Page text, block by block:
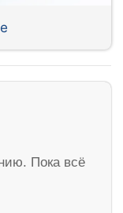
Пока всё